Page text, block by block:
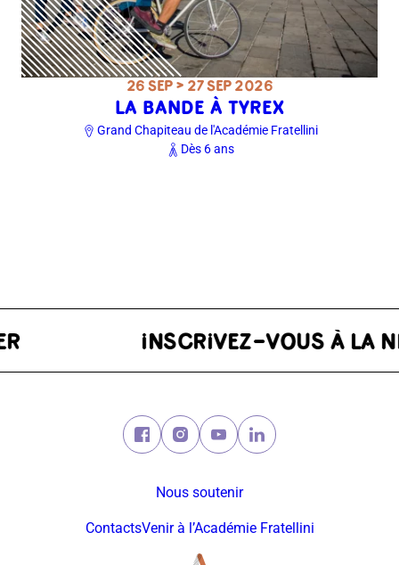
26 SEP > 27 SEP 2026
LA BANDE À TYREX
Grand Chapiteau de l'Académie Fratellini
Dès 6 ans
Facebook (nouvelle fenêtre)
Instagram (nouvelle fenêtre)
Youtube (nouvelle fenêtre)
Linkedin (nouvelle
Nous soutenir
ContactsVenir à l’Académie Fratellini